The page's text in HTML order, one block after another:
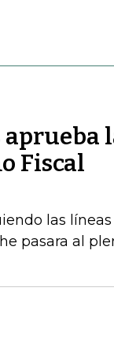
aprueba
Fiscal
las líneas
pasara al